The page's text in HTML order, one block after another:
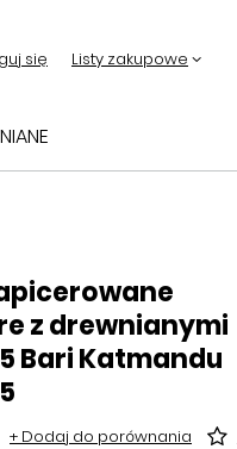
się Listy zakupowe
z drewnianymi
Bari Katmandu
+ Dodaj do porównania